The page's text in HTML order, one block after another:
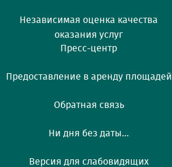
Независимая оценка качества
оказания услуг
Пресс-центр
Предоставление в аренду площадей
Обратная связь
Ни дня без даты...
Версия для слабовидящих